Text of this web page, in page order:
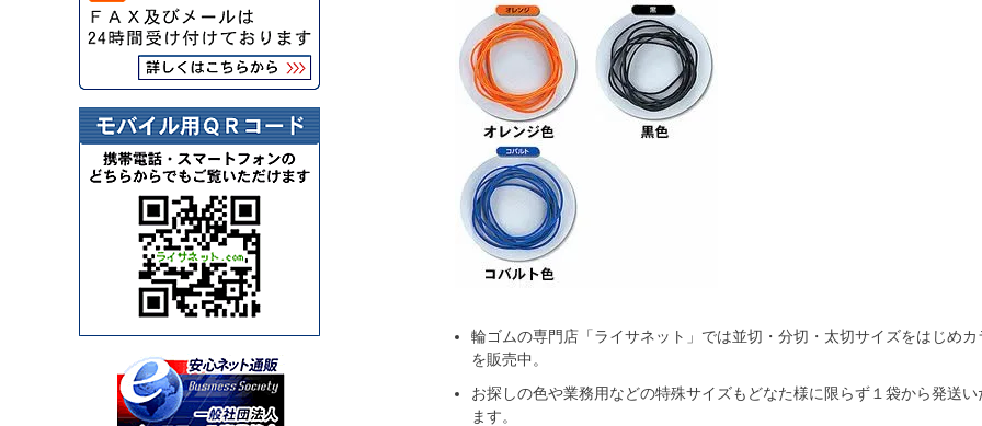
輪ゴムの専門店「ライサネット」では並切・分切・太切サイズをはじめ
を販売中。
お探しの色や業務用などの特殊サイズもどなた様に限らず１袋から発送
ます。